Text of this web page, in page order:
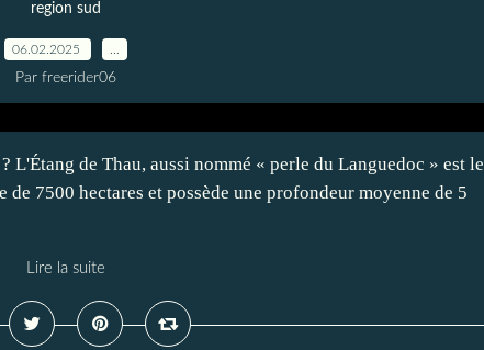
region sud
06.02.2025
Par freerider06
de Thau, aussi nommé « perle du Languedoc » est le
7500 hectares et possède une profondeur moyenne de 5
Lire la suite